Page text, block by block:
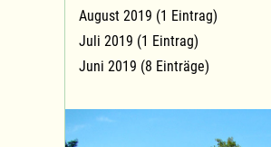
August 2019 (1 Eintrag)
Juli 2019 (1 Eintrag)
Juni 2019 (8 Einträge)